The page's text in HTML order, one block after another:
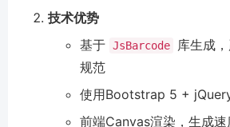
技术优势
基于 JsBarcode
库生成
规范
使用Bootstrap 5 +
前端Canvas渲染，生成速